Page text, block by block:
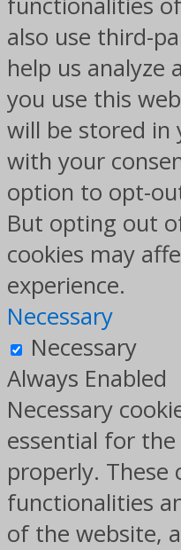
also use third-
help us analyze
you use this
will be stored in
with your
option to opt-
But opting out
cookies may
experience.
Necessary
Necessary
Always Enabled
Necessary
essential for
properly. These
functionalities
of the website,